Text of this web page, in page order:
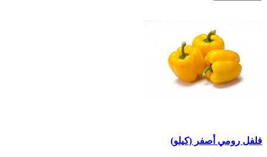
فلفل رومي أصفر (كيلو)